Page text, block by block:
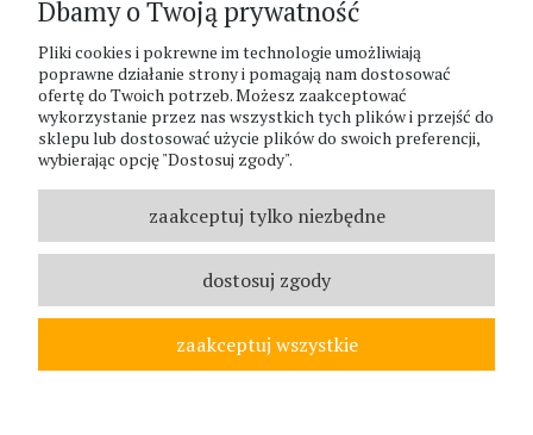
pon.-pt. 8:00 - 17:00
sobota 8:00 - 13:00
PHU Zagroda A.Szlaur
ZAGRODA Centrum Ogrodnicze
UL. Hallera 116A
REGON: 070797952
NIP: 5481587807
© ZAGRODA.CIESZYN.PL
WSZELKIE PRAWA ZASTRZEŻONE.
Dbamy o Twoją prywatność
Pliki cookies i pokrewne im technologie umożliwiają
poprawne działanie strony i pomagają nam dostosować
ofertę do Twoich potrzeb. Możesz zaakceptować
wykorzystanie przez nas wszystkich tych plików i przejść do
sklepu lub dostosować użycie plików do swoich preferencji,
wybierając opcję "Dostosuj zgody".
zaakceptuj tylko niezbędne
dostosuj zgody
zaakceptuj wszystkie